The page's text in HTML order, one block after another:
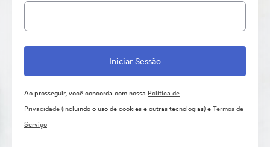
Ao prosseguir, você concorda com nossa Política de
Privacidade(incluindo o uso de cookies e outras tecnologias) eTermos de
Serviço